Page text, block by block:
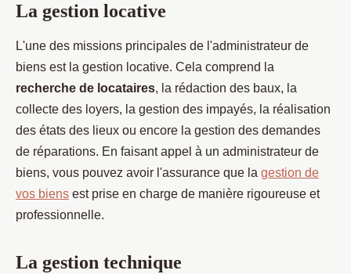
La gestion locative
L'une des missions principales de l'administrateur de
biens est la gestion locative. Cela comprend la
recherche de locataires, la rédaction des baux, la
collecte des loyers, la gestion des impayés, la réalisation
des états des lieux ou encore la gestion des demandes
de réparations. En faisant appel à un administrateur de
biens, vous pouvez avoir l'assurance que la gestion de
vos biens est prise en charge de manière rigoureuse et
professionnelle.
La gestion technique